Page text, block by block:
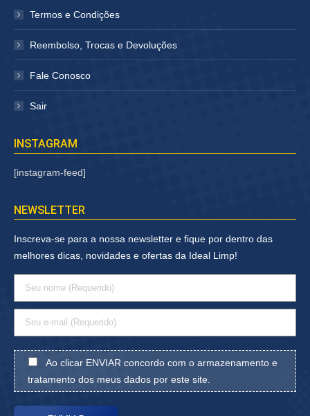
Termos e Condições
Reembolso, Trocas e Devoluções
Fale Conosco
Sair
INSTAGRAM
[instagram-feed]
NEWSLETTER
Inscreva-se para a nossa newsletter e fique por dentro das
melhores dicas, novidades e ofertas da Ideal Limp!
Ao clicar ENVIAR concordo com o armazenamento e
tratamento dos meus dados por este site.